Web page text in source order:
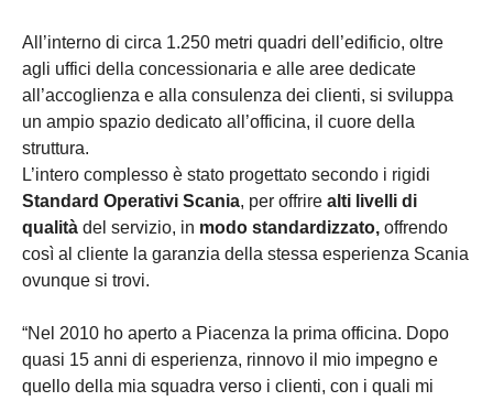
All’interno di circa 1.250 metri quadri dell’edificio, oltre
agli uffici della concessionaria e alle aree dedicate
all’accoglienza e alla consulenza dei clienti, si sviluppa
un ampio spazio dedicato all’officina, il cuore della
struttura.
L’intero complesso è stato progettato secondo i rigidi
Standard Operativi Scania, per offrire alti livelli di
qualità del servizio, in modo standardizzato, offrendo
così al cliente la garanzia della stessa esperienza Scania
ovunque si trovi.
“Nel 2010 ho aperto a Piacenza la prima officina. Dopo
quasi 15 anni di esperienza, rinnovo il mio impegno e
quello della mia squadra verso i clienti, con i quali mi